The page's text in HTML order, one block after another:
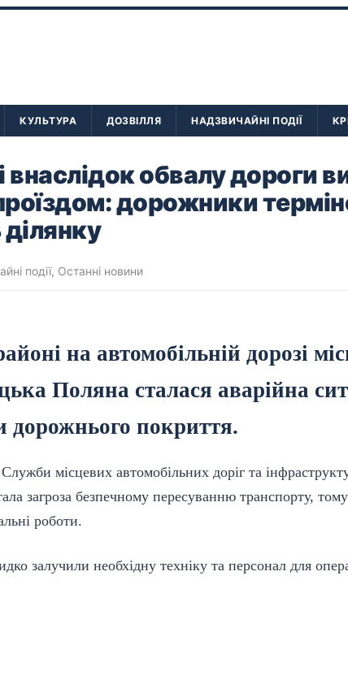
КУЛЬТУРА ДОЗВІЛЛЯ НАДЗВИЧАЙНІ ПОДІЇ
обвалу дороги
дорожники
події, Останні новини
на автомобільній дорозі
Поляна сталася аварійна
дорожнього покриття.
місцевих автомобільних доріг та
загроза безпечному пересуванню транспорту, тому
роботи.
залучили необхідну техніку та персонал для